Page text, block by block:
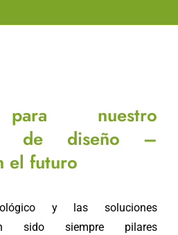
nuestro
de diseño –
el futuro
y las soluciones
sido siempre pilares